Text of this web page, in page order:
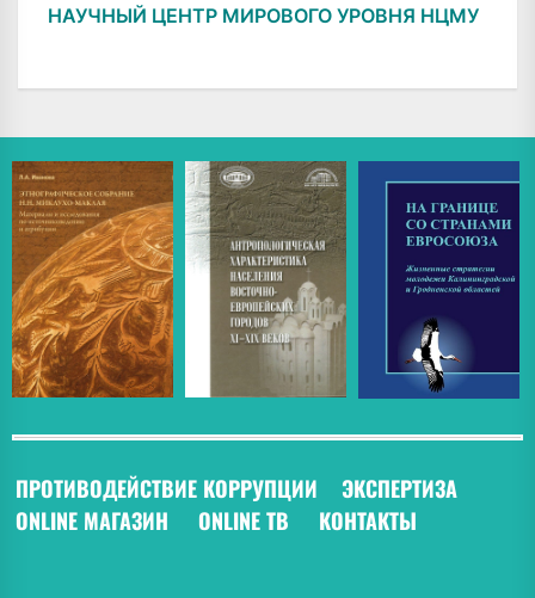
НАУЧНЫЙ ЦЕНТР МИРОВОГО УРОВНЯ НЦМУ
ПРОТИВОДЕЙСТВИЕ КОРРУПЦИИ ЭКСПЕРТИЗА
ONLINE МАГАЗИН
ONLINE ТВ КОНТАКТЫ